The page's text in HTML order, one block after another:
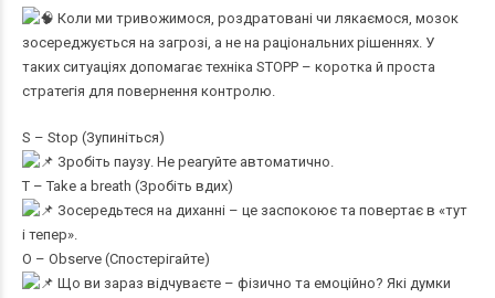
Коли ми тривожимося, роздратовані чи лякаємося, мозок
зосереджується на загрозі, а не на раціональних рішеннях. У
таких ситуаціях допомагає техніка STOPP – коротка й проста
стратегія для повернення контролю.
S – Stop (Зупиніться)
Зробіть паузу. Не реагуйте автоматично.
T – Take a breath (Зробіть вдих)
Зосередьтеся на диханні – це заспокоює та повертає в «тут
і тепер».
O – Observe (Спостерігайте)
Що ви зараз відчуваєте – фізично та емоційно? Які думки